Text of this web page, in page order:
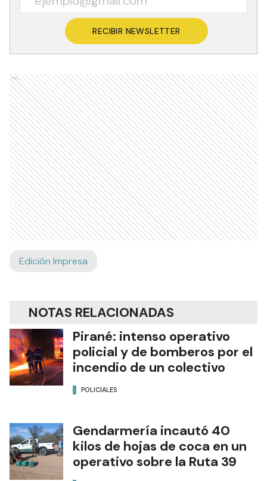
RECIBIR NEWSLETTER
Ads
Edición Impresa
NOTAS RELACIONADAS
Pirané: intenso operativo
policial y de bomberos por el
incendio de un colectivo
POLICIALES
Gendarmería incautó 40
kilos de hojas de coca en un
operativo sobre la Ruta 39